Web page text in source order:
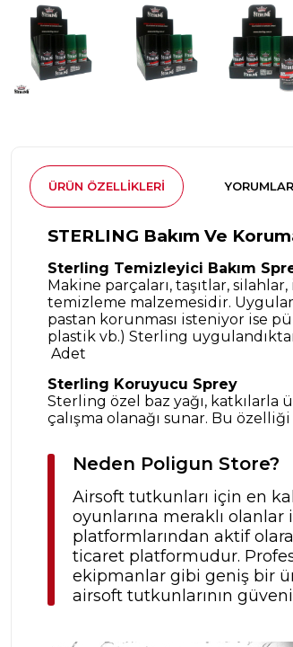
ÜRÜN ÖZELLIKLERI YORUMLAR
STERLING Bakım Ve
Sterling Temizleyici Bakım
Makine parçaları, taşıtlar,
temizleme malzemesidir.
pastan korunması isteniyor ise
plastik vb.) Sterling
Adet
Sterling Koruyucu Sprey
Sterling özel baz yağı, katkılarla
çalışma olanağı sunar. Bu
Neden Poligun Store?
Airsoft tutkunları için en
oyunlarına meraklı
platformlarından aktif
ticaret platformudur.
ekipmanlar gibi geniş bir
airsoft tutkunlarının